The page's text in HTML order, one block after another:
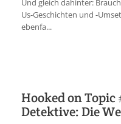
Und gleich dahinter:
Us-Geschichten und -
ebenfa...
Hooked on Topic
Detektive: Die